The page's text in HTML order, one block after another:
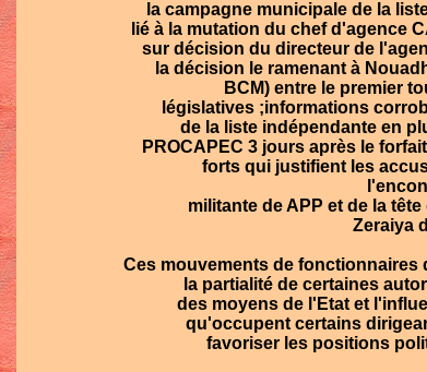
la campagne municipale de la
lié à la mutation du chef d'agence
sur décision du directeur de
la décision le ramenant à
BCM) entre le premier
législatives ;informations
de la liste indépendante en
PROCAPEC 3 jours après le
forts qui justifient les
militante de APP et de la
Zeraiya
Ces mouvements de fonctionnaires
la partialité de certaines
des moyens de l'Etat et
qu'occupent certains
favoriser les positions